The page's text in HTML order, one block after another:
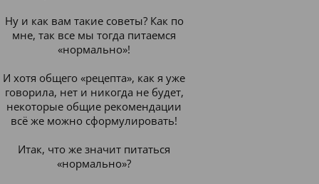
Ну и как вам такие советы? Как по
мне, так все мы тогда питаемся
«нормально»!
И хотя общего «рецепта», как я уже
говорила, нет и никогда не будет,
некоторые общие рекомендации
всё же можно сформулировать!
Итак, что же значит питаться
«нормально»?